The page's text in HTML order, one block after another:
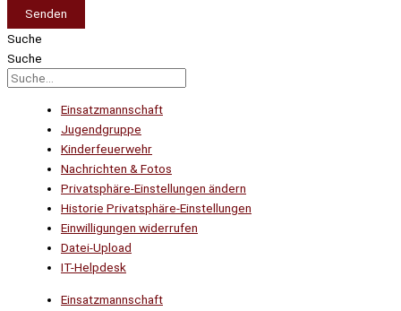
Senden
Suche
Suche
Einsatzmannschaft
Jugendgruppe
Kinderfeuerwehr
Nachrichten & Fotos
Privatsphäre-Einstellungen ändern
Historie Privatsphäre-Einstellungen
Einwilligungen widerrufen
Datei-Upload
IT-Helpdesk
Einsatzmannschaft